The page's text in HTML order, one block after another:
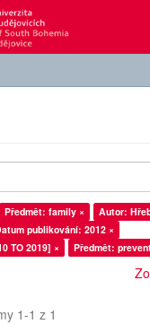
Předmět: family ×
Autor:
publikování: 2012 ×
TO 2019] ×
Předmět:
1-1 z 1